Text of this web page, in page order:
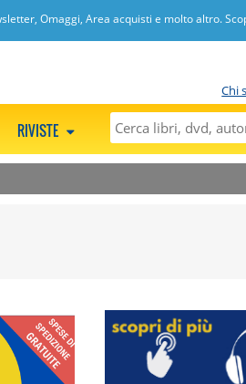
Omaggi, Area acquisti e molto altro.
Chi
RIVISTE